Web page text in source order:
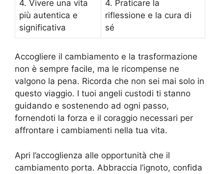
4. Vivere una vita
più autentica e
significativa
4. Praticare la
riflessione e la cura di
sé
Accogliere il cambiamento e la trasformazione
non è sempre facile, ma le ricompense ne
valgono la pena. Ricorda che non sei mai solo in
questo viaggio. I tuoi angeli custodi ti stanno
guidando e sostenendo ad ogni passo,
fornendoti la forza e il coraggio necessari per
affrontare i cambiamenti nella tua vita.
Apri l’accoglienza alle opportunità che il
cambiamento porta. Abbraccia l’ignoto, confida